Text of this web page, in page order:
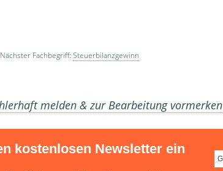
Fachbegriff: Steuerbilanzgewinn
melden & zur Bearbeitung vormerken
kostenlosen Newsletter ein